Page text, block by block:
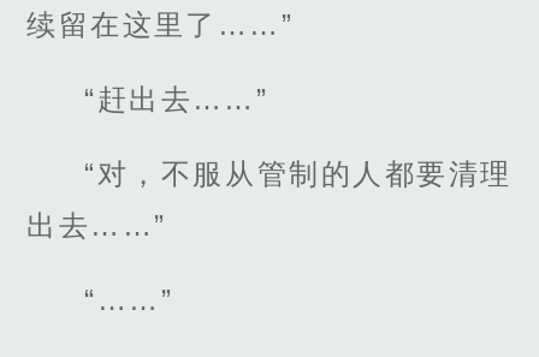
续留在这里了……”
“赶出去……”
“对，不服从管制的人都要清理
出去……”
“……”